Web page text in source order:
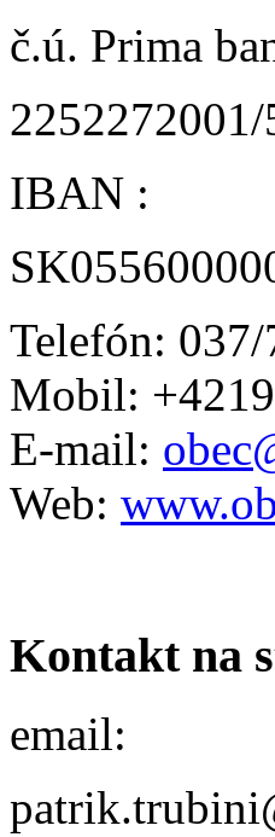
č.ú. Prima
2252272001/
IBAN :
Telefón:
Mobil:
E-mail:
Web:
Kontakt na
email: